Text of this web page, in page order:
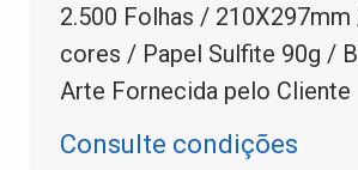
2.500 Folhas / 210X297mm
cores / Papel Sulfite 90g /
Arte Fornecida pelo Cliente
Consulte condições